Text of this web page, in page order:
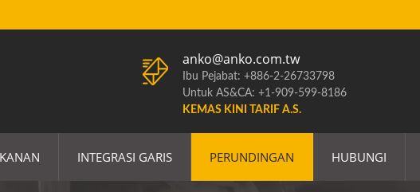
anko@anko.com.tw
Ibu Pejabat: +886-2-26733798
Untuk AS&CA: +1-909-599-8186
KEMAS KINI TARIF A.S.
INTEGRASI GARIS PERUNDINGAN HUBUNGI